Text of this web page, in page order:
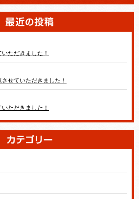
ただきました！
せていただきました！
ただきました！